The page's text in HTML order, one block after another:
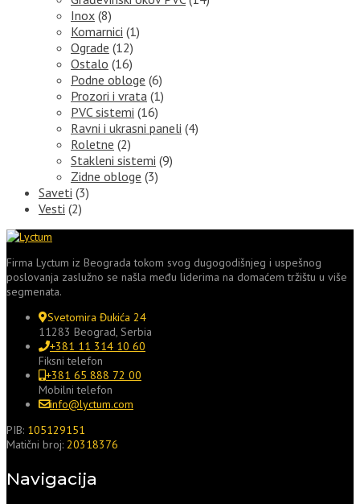
Inox (8)
Komarnici (1)
Ograde (12)
Ostalo (16)
Podne obloge (6)
Prozori i vrata (1)
PVC sistemi (16)
Ravni i ukrasni paneli (4)
Roletne (2)
Stakleni sistemi (9)
Zidne obloge (3)
Saveti (3)
Vesti (2)
Firma Lyctum iz Beograda tokom svog dugogodišnjeg i uspešnog
poslovanja zaslužno se našla među liderima na domaćem tržištu u više
segmenata.
Svetomira Đukića 24
11283 Beograd, Serbia
+381 11 314 10 60
Fiksni telefon
+381 65 888 72 00
Mobilni telefon
info@lyctum.com
PIB: 105129151
Matični broj: 20318376
Navigacija